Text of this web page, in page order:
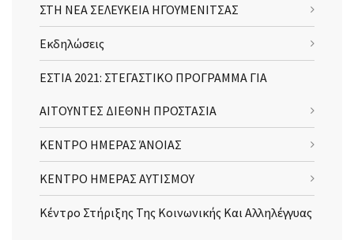
ΣΤΗ ΝΕΑ ΣΕΛΕΥΚΕΙΑ ΗΓΟΥΜΕΝΙΤΣΑΣ
Εκδηλώσεις
ΕΣΤΙΑ 2021: ΣΤΕΓΑΣΤΙΚΟ ΠΡΟΓΡΑΜΜΑ ΓΙΑ
ΑΙΤΟΥΝΤΕΣ ΔΙΕΘΝΗ ΠΡΟΣΤΑΣΙΑ
ΚΕΝΤΡΟ ΗΜΕΡΑΣ ΆΝΟΙΑΣ
ΚΕΝΤΡΟ ΗΜΕΡΑΣ ΑΥΤΙΣΜΟΥ
Κέντρο Στήριξης Της Κοινωνικής Και Αλληλέγγυας